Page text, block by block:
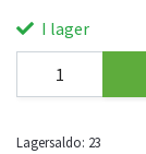
I lager
Lagersaldo: 23